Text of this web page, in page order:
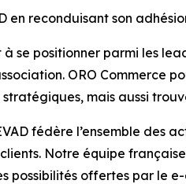
en reconduisant son
positionner parmi les
ORO Commerce
mais aussi
fédère l’ensemble
Notre équipe
offertes par le